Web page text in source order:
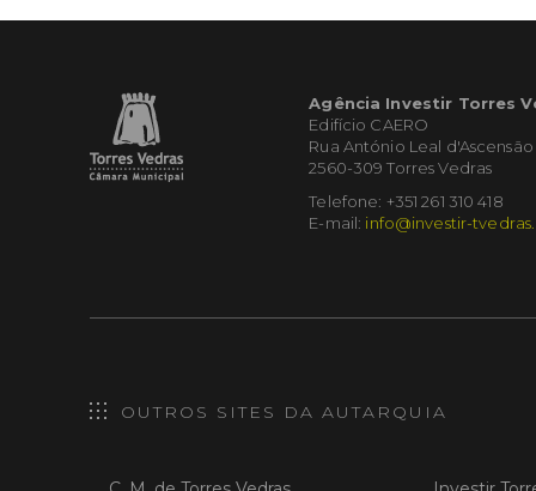
Agência Investir Torres
Edifício CAERO
Rua António Leal d'Ascensão
2560-309 Torres Vedras
Telefone: +351 261 310 418
E-mail: info@investir-
OUTROS SITES DA AUTARQUIA